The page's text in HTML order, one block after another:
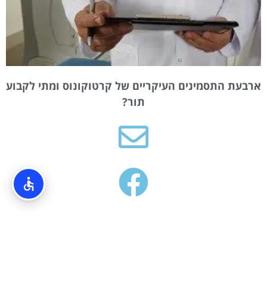
ארבעת התסמינים העיקריים של קרטוקונוס ומתי לקבוע
תור?